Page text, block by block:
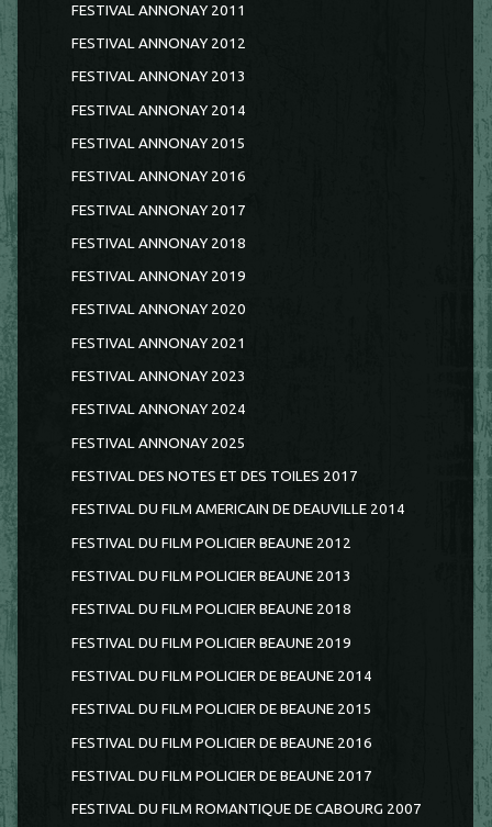
FESTIVAL ANNONAY 2011
FESTIVAL ANNONAY 2012
FESTIVAL ANNONAY 2013
FESTIVAL ANNONAY 2014
FESTIVAL ANNONAY 2015
FESTIVAL ANNONAY 2016
FESTIVAL ANNONAY 2017
FESTIVAL ANNONAY 2018
FESTIVAL ANNONAY 2019
FESTIVAL ANNONAY 2020
FESTIVAL ANNONAY 2021
FESTIVAL ANNONAY 2023
FESTIVAL ANNONAY 2024
FESTIVAL ANNONAY 2025
FESTIVAL DES NOTES ET DES TOILES 2017
FESTIVAL DU FILM AMERICAIN DE DEAUVILLE 2014
FESTIVAL DU FILM POLICIER BEAUNE 2012
FESTIVAL DU FILM POLICIER BEAUNE 2013
FESTIVAL DU FILM POLICIER BEAUNE 2018
FESTIVAL DU FILM POLICIER BEAUNE 2019
FESTIVAL DU FILM POLICIER DE BEAUNE 2014
FESTIVAL DU FILM POLICIER DE BEAUNE 2015
FESTIVAL DU FILM POLICIER DE BEAUNE 2016
FESTIVAL DU FILM POLICIER DE BEAUNE 2017
FESTIVAL DU FILM ROMANTIQUE DE CABOURG 2007